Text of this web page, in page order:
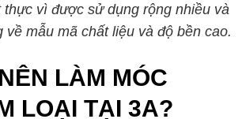
thực vì được sử dụng rộng nhiều và
về mẫu mã chất liệu và độ bền cao.
LÀM MÓC
LOẠI TẠI 3A?